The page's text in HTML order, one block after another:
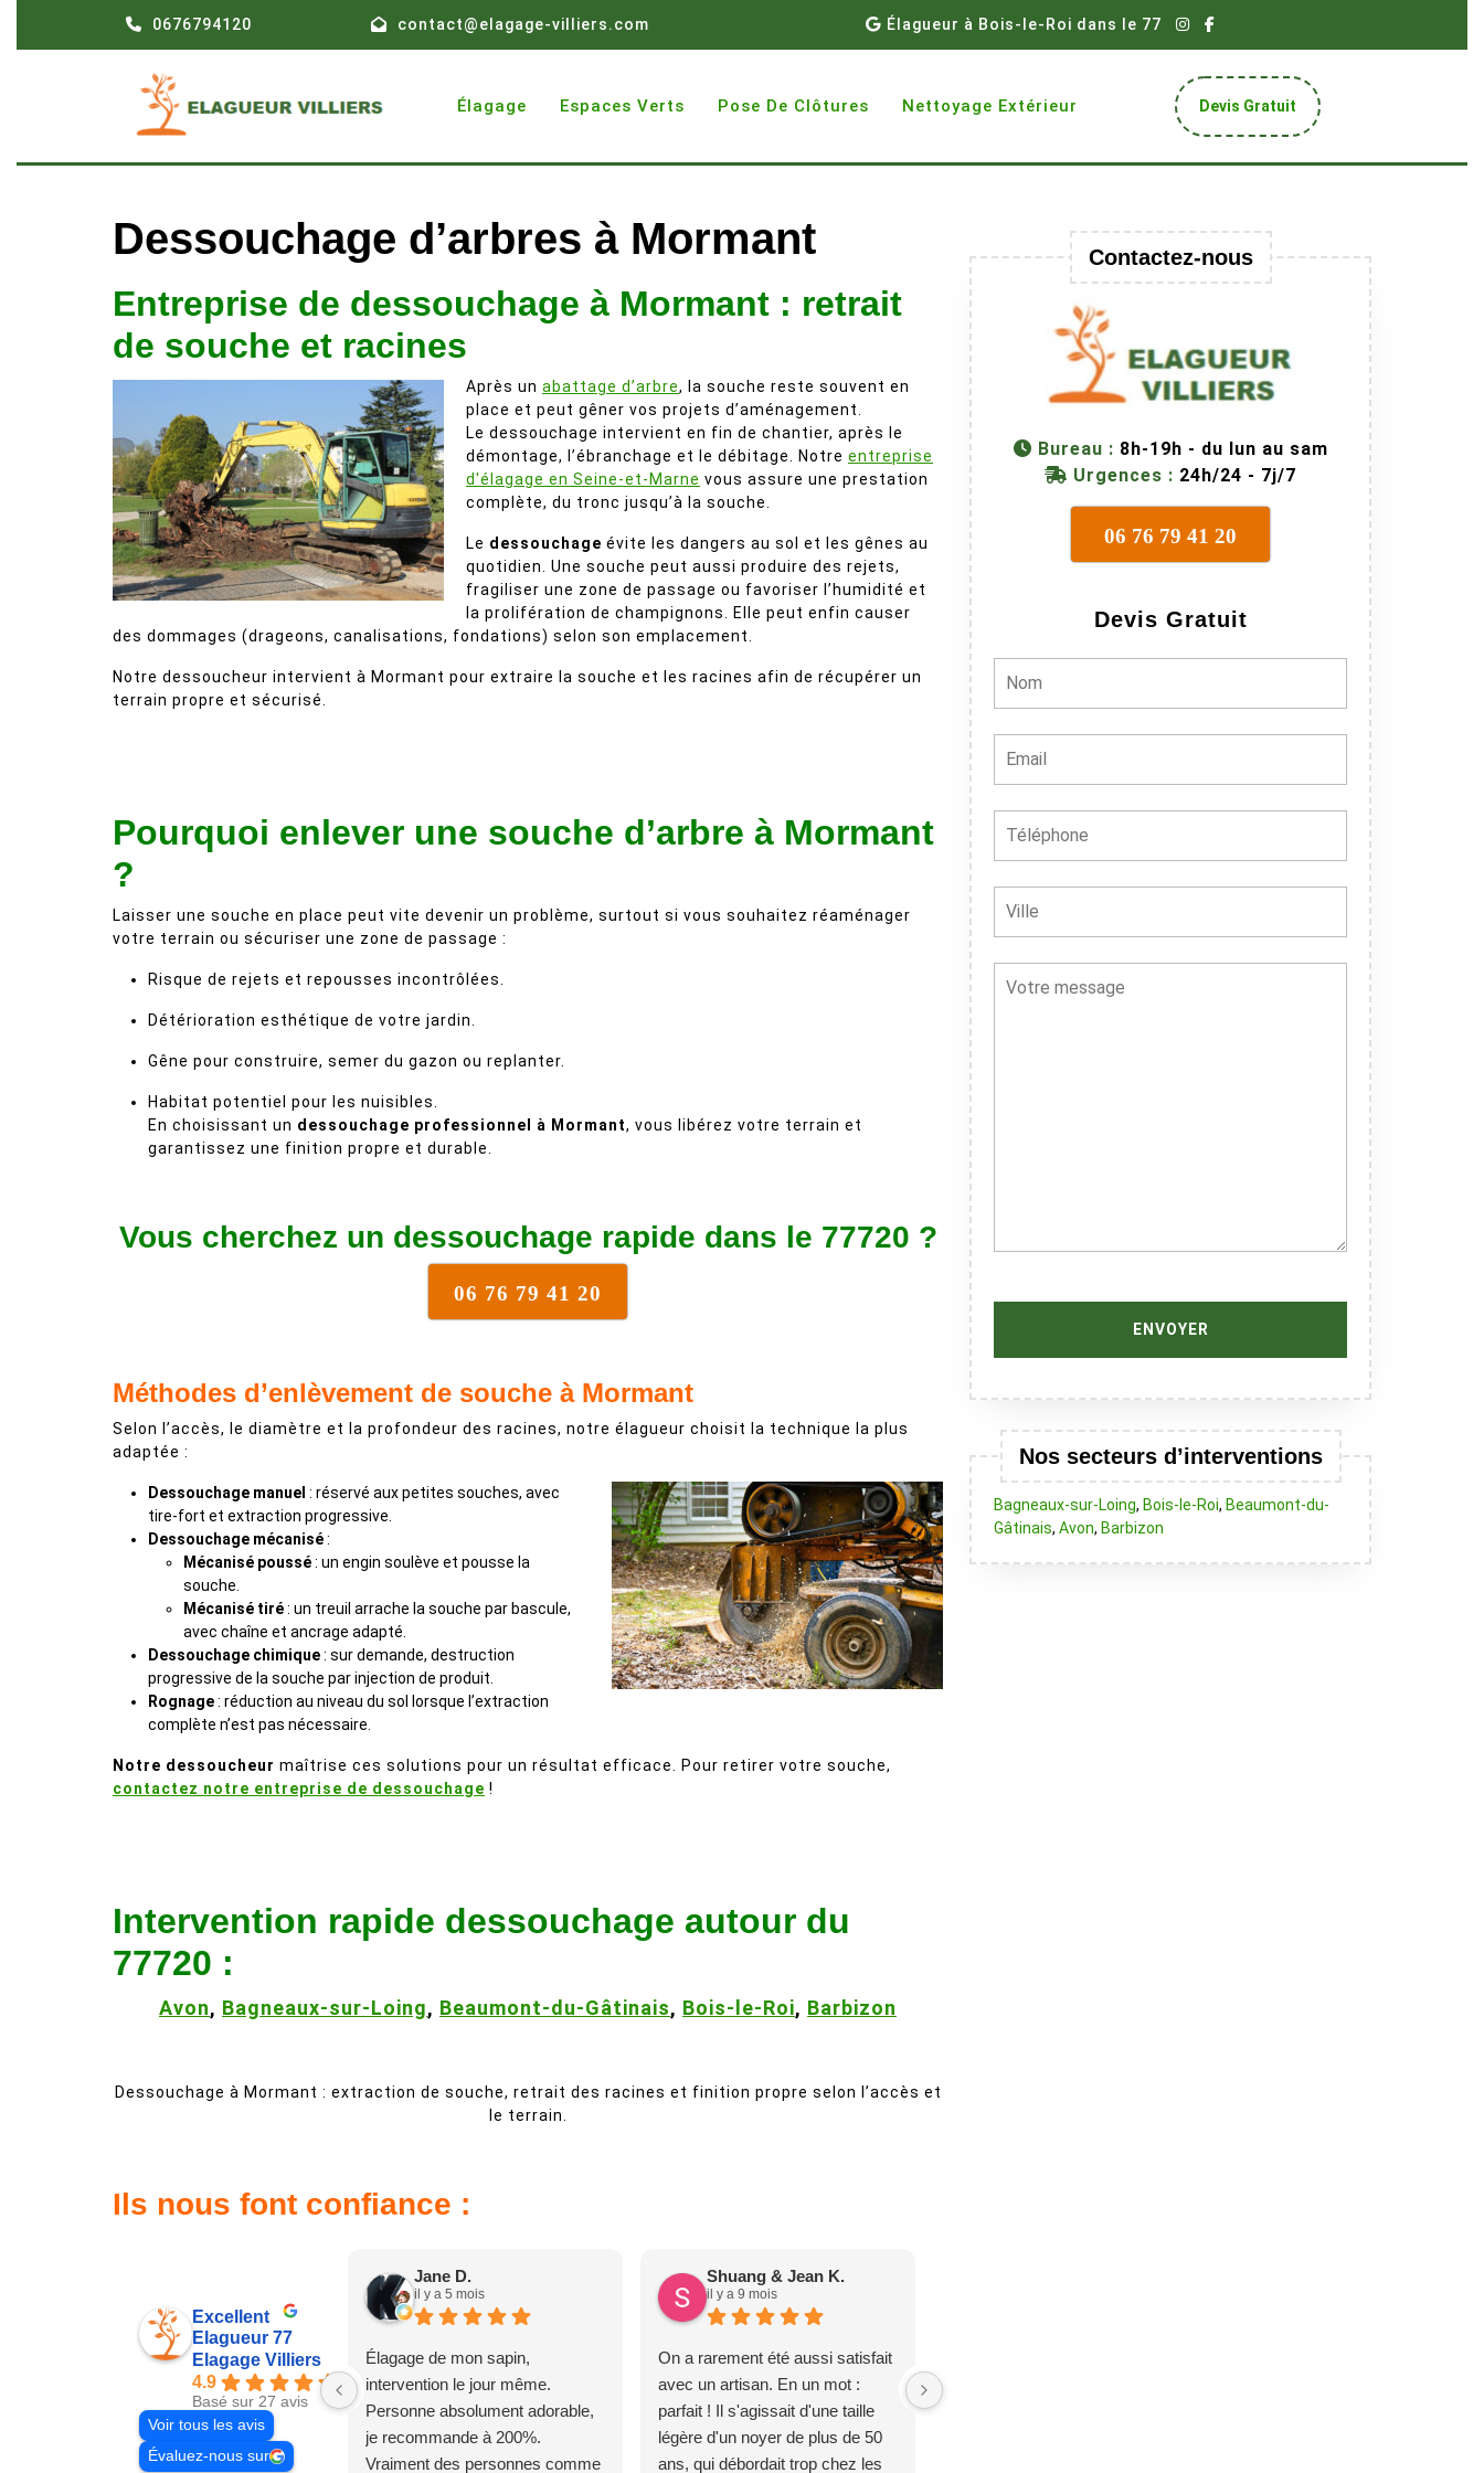
0676794120 contact@elagage-villiers.com Élagueur à Bois-le-Roi dans le 77
Élagage Espaces Verts Pose De Clôtures Nettoyage Extérieur Devis Gratuit Get
A
Dessouchage d’arbres à Mormant
Entreprise de dessouchage à Mormant : retrait
de souche et racines
Après un abattage d’arbre, la souche reste souvent en
place et peut gêner vos projets d’aménagement.
Le dessouchage intervient en fin de chantier, après le
démontage, l’ébranchage et le débitage. Notre entreprise
d'élagage en Seine-et-Marne vous assure une prestation
complète, du tronc jusqu’à la souche.
Le dessouchage évite les dangers au sol et les gênes au
quotidien. Une souche peut aussi produire des rejets,
fragiliser une zone de passage ou favoriser l’humidité et
la prolifération de champignons. Elle peut enfin causer
des dommages (drageons, canalisations, fondations) selon son emplacement.
Notre dessoucheur intervient à Mormant pour extraire la souche et les racines afin de récupérer un
terrain propre et sécurisé.
Pourquoi enlever une souche d’arbre à Mormant
?
Laisser une souche en place peut vite devenir un problème, surtout si vous souhaitez réaménager
votre terrain ou sécuriser une zone de passage :
Risque de rejets et repousses incontrôlées.
Détérioration esthétique de votre jardin.
Gêne pour construire, semer du gazon ou replanter.
Habitat potentiel pour les nuisibles.
En choisissant un dessouchage professionnel à Mormant, vous libérez votre terrain et
garantissez une finition propre et durable.
Vous cherchez un dessouchage rapide dans le 77720 ?
06 76 79 41 20
Méthodes d’enlèvement de souche à Mormant
Selon l’accès, le diamètre et la profondeur des racines, notre élagueur choisit la technique la plus
adaptée :
Dessouchage manuel : réservé aux petites souches, avec
tire-fort et extraction progressive.
Dessouchage mécanisé:
Mécanisé poussé: un engin soulève et pousse la
souche.
Mécanisé tiré: un treuil arrache la souche par bascule,
avec chaîne et ancrage adapté.
Dessouchage chimique: sur demande, destruction
progressive de la souche par injection de produit.
Rognage: réduction au niveau du sol lorsque l’extraction
complète n’est pas nécessaire.
Notre dessoucheur maîtrise ces solutions pour un résultat efficace. Pour retirer votre souche,
contactez notre entreprise de dessouchage !
Intervention rapide dessouchage autour du
77720 :
Avon, Bagneaux-sur-Loing, Beaumont-du-Gâtinais, Bois-le-Roi, Barbizon
Dessouchage à Mormant : extraction de souche, retrait des racines et finition propre selon l’accès et
le terrain.
Ils nous font confiance :
Excellent
Elagueur 77
Elagage Villiers
4.9
Basé sur 27 avis
Voir tous les avis
Évaluez-nous sur
Jane D.
il y a 5 mois
Élagage de mon sapin,
intervention le jour même.
Personne absolument adorable,
je recommande à 200%.
Vraiment des personnes comme
Shuang & Jean K.
il y a 9 mois
On a rarement été aussi satisfait
avec un artisan. En un mot :
parfait ! Il s'agissait d'une taille
légère d'un noyer de plus de 50
ans, qui débordait trop chez les
Contactez-nous
Bureau : 8h-19h - du lun au sam
Urgences : 24h/24 - 7j/7
06 76 79 41 20
Devis Gratuit
Nos secteurs d’interventions
Bagneaux-sur-Loing, Bois-le-Roi, Beaumont-du-
Gâtinais, Avon, Barbizon